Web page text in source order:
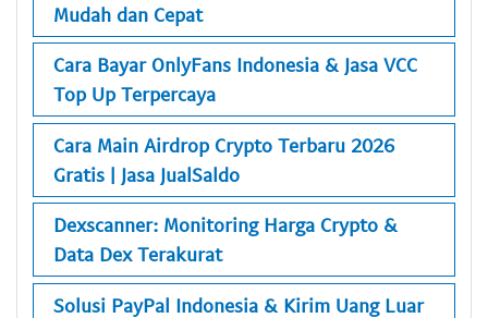
Mudah dan Cepat
Cara Bayar OnlyFans Indonesia & Jasa VCC
Top Up Terpercaya
Cara Main Airdrop Crypto Terbaru 2026
Gratis | Jasa JualSaldo
Dexscanner: Monitoring Harga Crypto &
Data Dex Terakurat
Solusi PayPal Indonesia & Kirim Uang Luar